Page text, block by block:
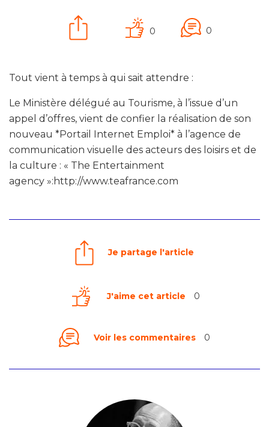
0 0
Tout vient à temps à qui sait attendre :
Le Ministère délégué au Tourisme, à l’issue d’un
appel d’offres, vient de confier la réalisation de son
nouveau *Portail Internet Emploi* à l’agence de
communication visuelle des acteurs des loisirs et de
la culture : « The Entertainment
agency »:http://www.teafrance.com
Je partage l'article
J'aime cet article 0
Voir les commentaires 0